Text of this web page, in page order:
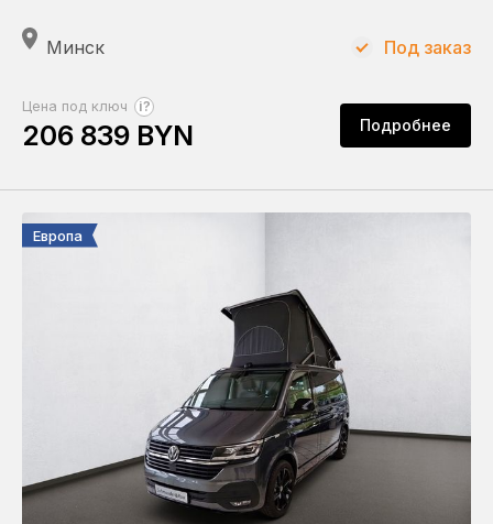
Минск
Цена под ключ ?
206 839 BYN Подробнее
Под заказ
Европа